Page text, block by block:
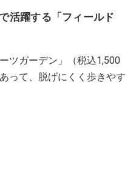
活躍する「フィールド
ツガーデン」（税込1,500
って、脱げにくく歩きやす